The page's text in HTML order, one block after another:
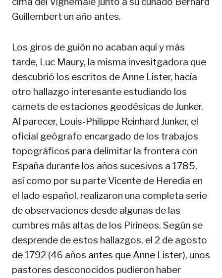
Guillembert un año antes.
Los giros de guión no acaban aquí y más
tarde, Luc Maury, la misma invesitgadora que
descubrió los escritos de Anne Lister, hacía
otro hallazgo interesante estudiando los
carnets de estaciones geodésicas de Junker.
Al parecer, Louis-Philippe Reinhard Junker, el
oficial geógrafo encargado de los trabajos
topográficos para delimitar la frontera con
España durante los años sucesivos a 1785,
así como por su parte Vicente de Heredia en
el lado español, realizaron una completa serie
de observaciones desde algunas de las
cumbres más altas de los Pirineos. Según se
desprende de estos hallazgos, el 2 de agosto
de 1792 (46 años antes que Anne Lister), unos
pastores desconocidos pudieron haber